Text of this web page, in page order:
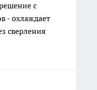
с
- охлаждает
сверления